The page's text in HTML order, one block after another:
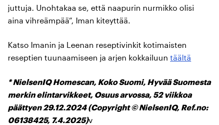
juttuja. Unohtakaa se, että naapurin nurmikko olisi
aina vihreämpää”, Iman kiteyttää.
Katso Imanin ja Leenan reseptivinkit kotimaisten
reseptien tuunaamiseen ja arjen kokkailuun täältä
* NielsenIQ Homescan, Koko Suomi, Hyvää Suomesta
merkin elintarvikkeet, Osuus arvossa, 52 viikkoa
päättyen 29.12.2024 (Copyright © NielsenIQ, Ref.no:
06138425, 7.4.2025)v